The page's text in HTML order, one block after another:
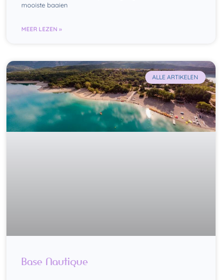
mooiste baaien
MEER LEZEN »
ALLE ARTIKELEN
Base Nautique